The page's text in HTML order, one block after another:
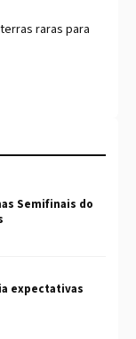
raras para
Semifinais do
expectativas